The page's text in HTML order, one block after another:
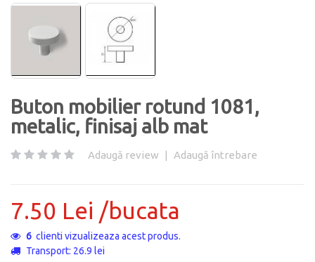
Buton mobilier rotund 1081,
metalic, finisaj alb mat
Adaugă review | Adaugă întrebare
7.50 Lei /bucata
6 clienti vizualizeaza acest produs.
Transport: 26.9 lei